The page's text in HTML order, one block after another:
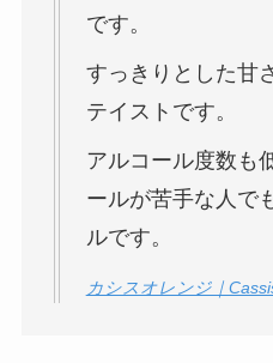
です。
すっきりとした甘
テイストです。
アルコール度数も
ールが苦手な人で
ルです。
カシスオレンジ｜